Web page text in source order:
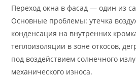
Переход окна в фасад — один из
Основные проблемы: утечка
конденсация на внутренних
теплоизоляции в зоне откосов,
под воздействием солнечного
механического износа.